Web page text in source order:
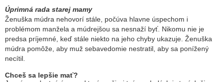
Úprimná rada starej mamy
Ženuška múdra nehovorí stále, počúva hlavne úspechom i
problémom manžela a múdrejšou sa nesnaží byť. Nikomu nie je
predsa príjemné, keď stále niekto na jeho chyby ukazuje. Ženuška
múdra pomôže, aby muž sebavedomie nestratil, aby sa ponížený
necítil.
Chceš sa lepšie mať?